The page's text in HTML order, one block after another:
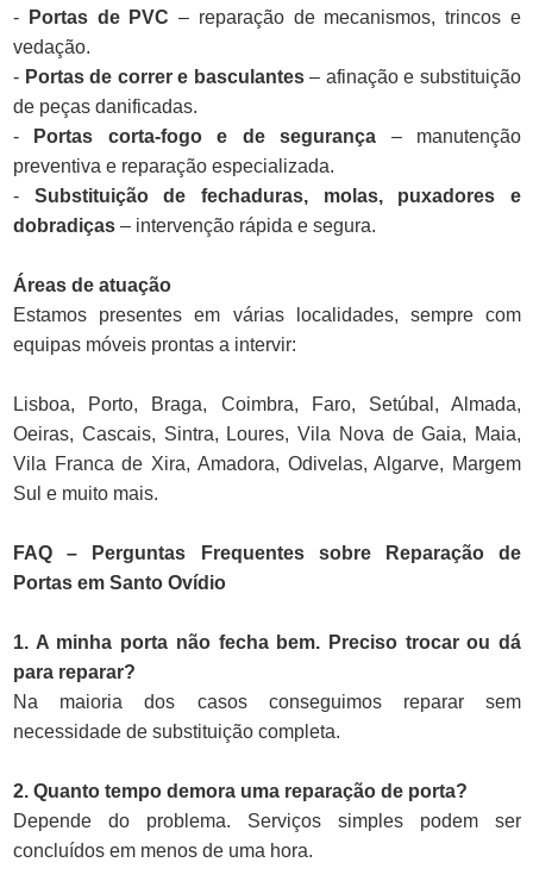
-
Portas de PVC – reparação de mecanismos, trincos e
vedação.
- Portas de correr e basculantes– afinação e substituição
de peças danificadas.
-
Portas corta-fogo e de segurança – manutenção
preventiva e reparação especializada.
- Substituição de fechaduras, molas, puxadores e
dobradiças – intervenção rápida e segura.
Áreas de atuação
Estamos presentes em várias localidades, sempre com
equipas móveis prontas a intervir:
Lisboa, Porto, Braga, Coimbra, Faro, Setúbal, Almada,
Oeiras, Cascais, Sintra, Loures, Vila Nova de Gaia, Maia,
Vila Franca de Xira, Amadora, Odivelas, Algarve, Margem
Sul e muito mais.
FAQ – Perguntas Frequentes sobre Reparação de
Portas em Santo Ovídio
1. A minha porta não fecha bem. Preciso trocar ou dá
para reparar?
Na maioria dos casos conseguimos reparar sem
necessidade de substituição completa.
2. Quanto tempo demora uma reparação de porta?
Depende do problema. Serviços simples podem ser
concluídos em menos de uma hora.